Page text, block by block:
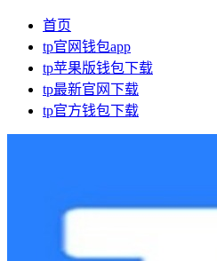
首页
tp官网钱包app
tp苹果版钱包下载
tp最新官网下载
tp官方钱包下载